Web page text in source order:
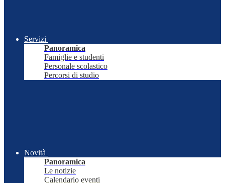
Servizi
Panoramica
Famiglie e studenti
Personale scolastico
Percorsi di studio
Novità
Panoramica
Le notizie
Calendario eventi